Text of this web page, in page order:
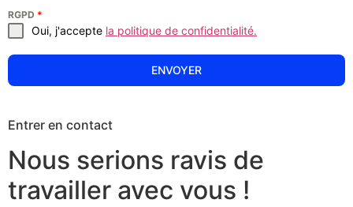
RGPD *
Oui, j'accepte la politique de confidentialité.
ENVOYER
Entrer en contact
Nous serions ravis de
travailler avec vous !